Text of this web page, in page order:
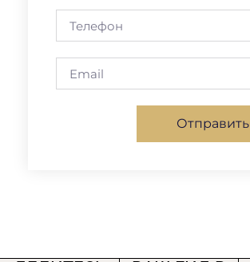
Отправить